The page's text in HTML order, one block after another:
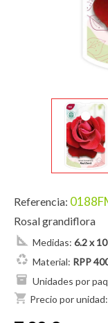
Referencia:
Rosal grandiflora
Medidas: 6.2 x
Material: RPP
Unidades por
shopping_cart Precio por unidad: